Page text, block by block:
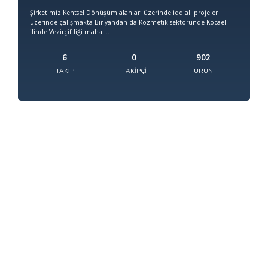
Şirketimiz Kentsel Dönüşüm alanları üzerinde iddialı projeler
üzerinde çalışmakta Bir yandan da Kozmetik sektöründe Kocaeli
ilinde Vezirçiftliği mahal...
6
TAKIP
0
TAKIPÇI
902
ÜRÜN